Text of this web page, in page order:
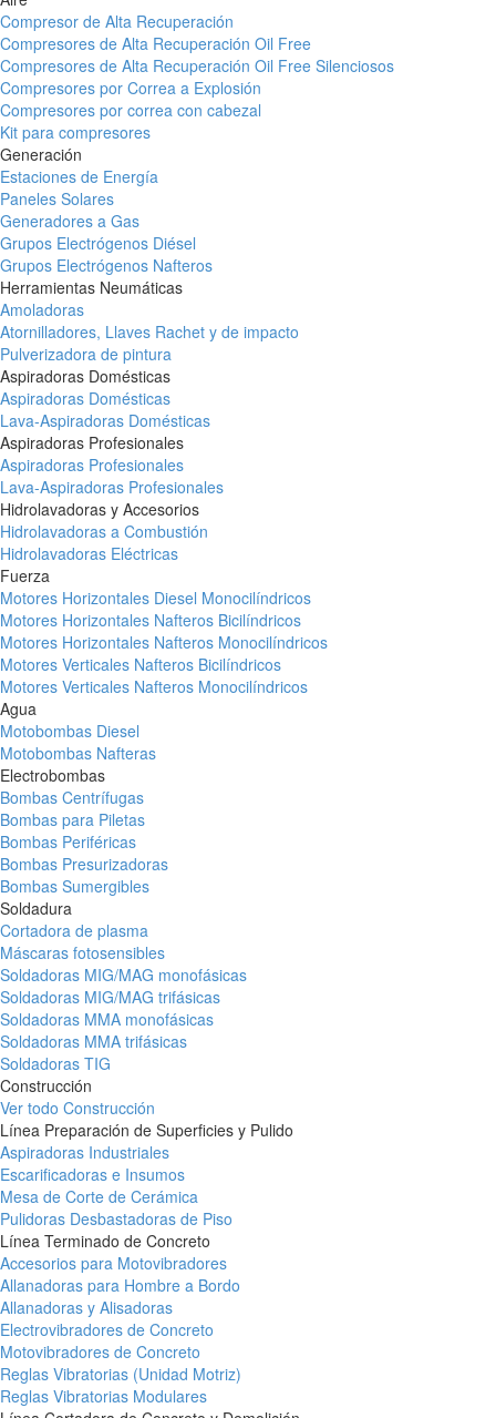
Compresor de Alta Recuperación
Compresores de Alta Recuperación Oil Free
Compresores de Alta Recuperación Oil Free Silenciosos
Compresores por Correa a Explosión
Compresores por correa con cabezal
Kit para compresores
Generación
Estaciones de Energía
Paneles Solares
Generadores a Gas
Grupos Electrógenos Diésel
Grupos Electrógenos Nafteros
Herramientas Neumáticas
Amoladoras
Atornilladores, Llaves Rachet y de impacto
Pulverizadora de pintura
Aspiradoras Domésticas
Aspiradoras Domésticas
Lava-Aspiradoras Domésticas
Aspiradoras Profesionales
Aspiradoras Profesionales
Lava-Aspiradoras Profesionales
Hidrolavadoras y Accesorios
Hidrolavadoras a Combustión
Hidrolavadoras Eléctricas
Fuerza
Motores Horizontales Diesel Monocilíndricos
Motores Horizontales Nafteros Bicilíndricos
Motores Horizontales Nafteros Monocilíndricos
Motores Verticales Nafteros Bicilíndricos
Motores Verticales Nafteros Monocilíndricos
Agua
Motobombas Diesel
Motobombas Nafteras
Electrobombas
Bombas Centrífugas
Bombas para Piletas
Bombas Periféricas
Bombas Presurizadoras
Bombas Sumergibles
Soldadura
Cortadora de plasma
Máscaras fotosensibles
Soldadoras MIG/MAG monofásicas
Soldadoras MIG/MAG trifásicas
Soldadoras MMA monofásicas
Soldadoras MMA trifásicas
Soldadoras TIG
Construcción
Ver todo Construcción
Línea Preparación de Superficies y Pulido
Aspiradoras Industriales
Escarificadoras e Insumos
Mesa de Corte de Cerámica
Pulidoras Desbastadoras de Piso
Línea Terminado de Concreto
Accesorios para Motovibradores
Allanadoras para Hombre a Bordo
Allanadoras y Alisadoras
Electrovibradores de Concreto
Motovibradores de Concreto
Reglas Vibratorias (Unidad Motriz)
Reglas Vibratorias Modulares